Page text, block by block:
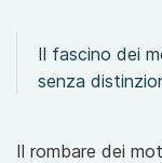
Il fascino dei
senza
Il rombare dei